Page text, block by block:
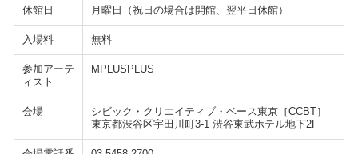
休館日 月曜日（祝日の場合は開館、翌平日休館）
入場料 無料
参加アーテ
ィスト
MPLUSPLUS
会場
シビック・クリエイティブ・ベース東京［CCBT］
東京都渋谷区宇田川町3-1 渋谷東武ホテル地下2F